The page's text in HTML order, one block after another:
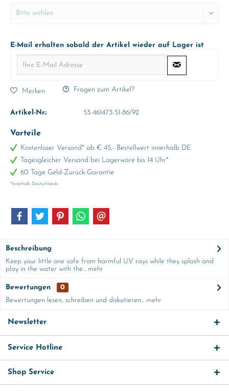
E-Mail erhalten sobald der Artikel wieder auf Lager ist
Merken Fragen zum Artikel?
Artikel-Nr.: 53-461473-51-86/92
Vorteile
Kostenloser Versand* ab € 45,- Bestellwert innerhalb DE
Tagesgleicher Versand bei Lagerware bis 14 Uhr*
60 Tage Geld-Zurück-Garantie
*Innerhalb Deutschlands
Beschreibung
Keep your little one safe from harmful UV rays while they splash and
play in the water with the... mehr
Bewertungen
0
Bewertungen lesen, schreiben und diskutieren... mehr
Newsletter
Service Hotline
Shop Service